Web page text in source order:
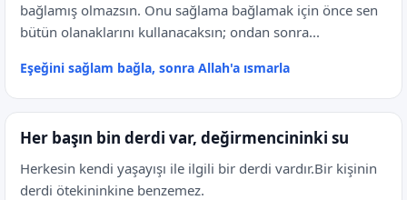
bağlamış olmazsın. Onu sağlama bağlamak için önce sen
bütün olanaklarını kullanacaksın; ondan sonra...
Eşeğini sağlam bağla, sonra Allah'a ısmarla
Her başın bin derdi var, değirmencininki su
Herkesin kendi yaşayışı ile ilgili bir derdi vardır.Bir kişinin
derdi ötekininkine benzemez.